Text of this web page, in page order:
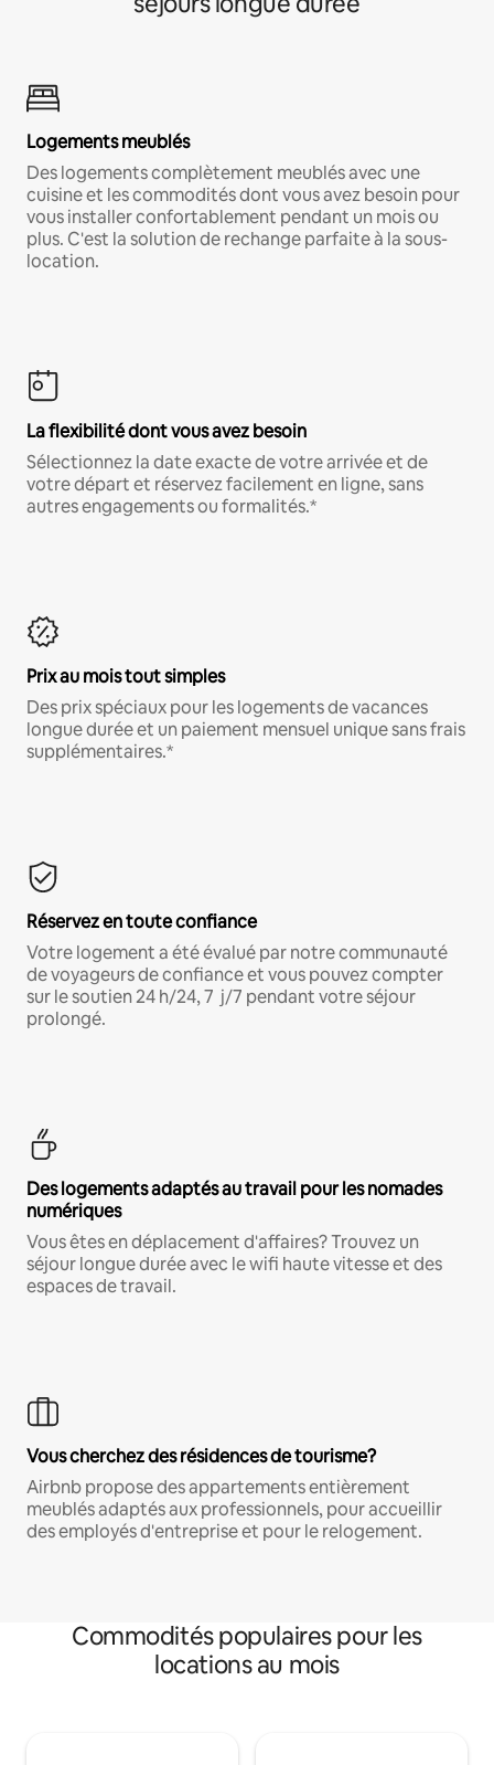
Logements meublés
Des logements complètement meublés avec une
cuisine et les commodités dont vous avez besoin pour
vous installer confortablement pendant un mois ou
plus. C'est la solution de rechange parfaite à la sous-
location.
La flexibilité dont vous avez besoin
Sélectionnez la date exacte de votre arrivée et de
votre départ et réservez facilement en ligne, sans
autres engagements ou formalités.*
Prix au mois tout simples
Des prix spéciaux pour les logements de vacances
longue durée et un paiement mensuel unique sans frais
supplémentaires.*
Réservez en toute confiance
Votre logement a été évalué par notre communauté
de voyageurs de confiance et vous pouvez compter
sur le soutien 24 h/24, 7 j/7 pendant votre séjour
prolongé.
Des logements adaptés au travail pour les nomades
numériques
Vous êtes en déplacement d'affaires? Trouvez un
séjour longue durée avec le wifi haute vitesse et des
espaces de travail.
Vous cherchez des résidences de tourisme?
Airbnb propose des appartements entièrement
meublés adaptés aux professionnels, pour accueillir
des employés d'entreprise et pour le relogement.
Commodités populaires pour les
locations au mois